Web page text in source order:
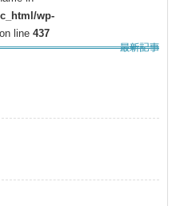
wp-
on line 437